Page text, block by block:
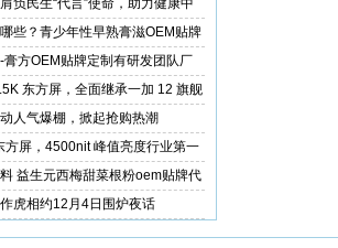
负民生“代言”使命，助力健康中
些？青少年性早熟膏滋OEM贴牌
方OEM贴牌定制有研发团队厂
东方屏，全面继承一加 12 旗舰
人气爆棚，掀起抢购热潮
方屏，4500nit 峰值亮度行业第一
益生元西梅甜菜根粉oem贴牌代
虎相约12月4日围炉夜话